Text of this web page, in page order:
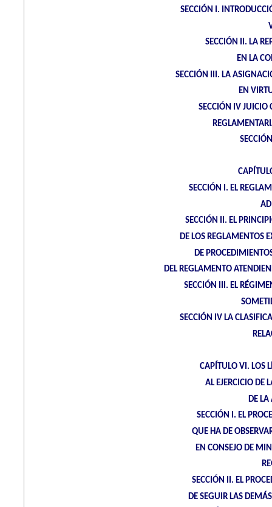
SECCIÓN I.
SECCIÓN II. LA
EN LA
SECCIÓN III. LA
EN
SECCIÓN IV JUICIO
SECCIÓN I. EL
SECCIÓN II. EL
DE LOS REGLAMENTOS
DE
DEL REGLAMENTO
SECCIÓN III. EL
SECCIÓN IV LA
CAPÍTULO VI. LOS
AL EJERCICIO DE
DE
SECCIÓN I. EL
QUE HA DE
EN CONSEJO DE
SECCIÓN II. EL
DE SEGUIR LAS